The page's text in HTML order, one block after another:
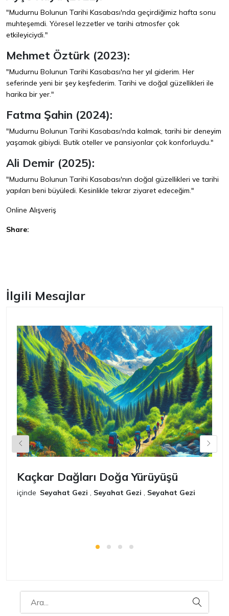
"Mudurnu Bolunun Tarihi Kasabası'nda geçirdiğimiz hafta sonu
muhteşemdi. Yöresel lezzetler ve tarihi atmosfer çok
etkileyiciydi."
Mehmet Öztürk (2023):
"Mudurnu Bolunun Tarihi Kasabası'na her yıl giderim. Her
seferinde yeni bir şey keşfederim. Tarihi ve doğal güzellikleri ile
harika bir yer."
Fatma Şahin (2024):
"Mudurnu Bolunun Tarihi Kasabası'nda kalmak, tarihi bir deneyim
yaşamak gibiydi. Butik oteller ve pansiyonlar çok konforluydu."
Ali Demir (2025):
"Mudurnu Bolunun Tarihi Kasabası'nın doğal güzellikleri ve tarihi
yapıları beni büyüledi. Kesinlikle tekrar ziyaret edeceğim."
Online Alışveriş
Share:
İlgili Mesajlar
Kaçkar Dağları Doğa Yürüyüşü
içinde Seyahat Gezi , Seyahat Gezi , Seyahat Gezi